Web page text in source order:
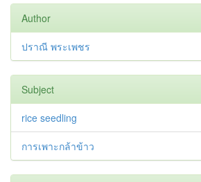
Author
ปราณี พระเพชร
Subject
rice seedling
การเพาะกล้าข้าว